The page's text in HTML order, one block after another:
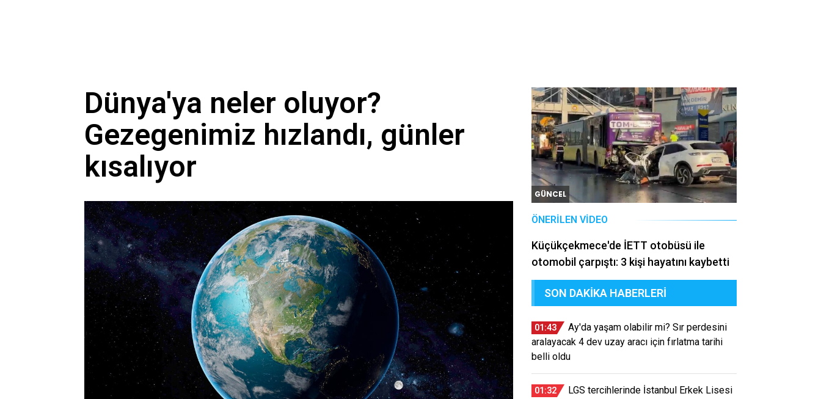
Dünya'ya neler oluyor?
Gezegenimiz hızlandı, günler
kısalıyor
GÜNCEL
ÖNERILEN VIDEO
Küçükçekmece'de İETT otobüsü ile
otomobil çarpıştı: 3 kişi hayatını kaybetti
SON DAKIKA HABERLERI
01:43
Ay'da yaşam olabilir mi? Sır perdesini
aralayacak 4 dev uzay aracı için fırlatma tarihi
belli oldu
01:32
LGS tercihlerinde İstanbul Erkek Lisesi